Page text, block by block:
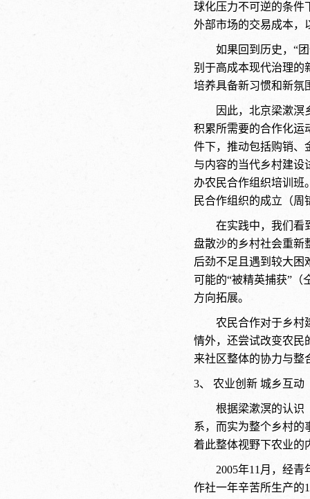
球化压力不可逆的条件
外部市场的交易成本，
如果回到历史，“
别于高成本现代治理的
培养具备新习惯和新氛
因此，北京梁漱
积累所需要的合作化运
件下，推动包括购销、
与内容的当代乡村建设
办农民合作组织培训班
民合作组织的成立（周
在实践中，我们看
盘散沙的乡村社会重新
后劲不足且遇到较大困
可能的“被精英捕获”（
方向拓展。
农民合作对于乡村
情外，还尝试改变农民
来社区整体的协力与整
3、 农业创新 城乡互动
根据梁漱溟的认识
系，而实为整个乡村的
着此整体视野下农业的
2005年11月，经
作社一年辛苦所生产的